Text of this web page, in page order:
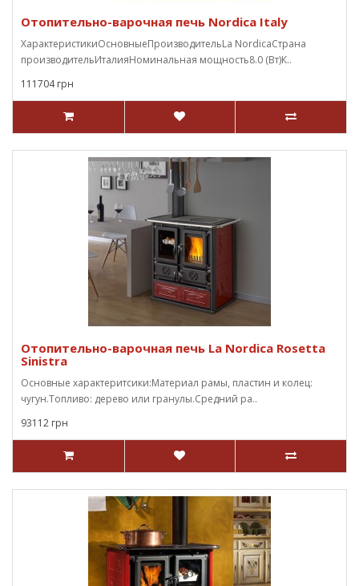
Отопительно-варочная печь Nordica Italy
ХарактеристикиОсновныеПроизводительLa NordicaСтрана
производительИталияНоминальная мощность8.0 (Вт)К..
111704 грн
Отопительно-варочная печь La Nordica Rosetta
Sinistra
Основные характеритсики:Материал рамы, пластин и колец:
чугун.Топливо: дерево или гранулы.Средний ра..
93112 грн